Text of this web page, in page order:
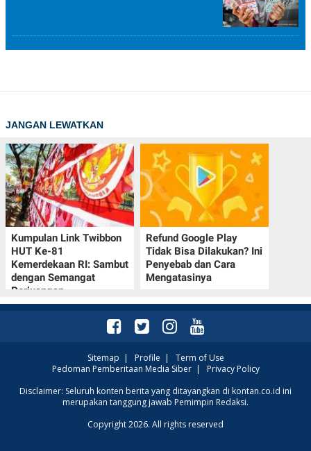
JANGAN LEWATKAN
Kumpulan Link Twibbon
HUT Ke-81
Kemerdekaan RI: Sambut
dengan Semangat
Perjuangan
Refund Google Play
Tidak Bisa Dilakukan? Ini
Penyebab dan Cara
Mengatasinya
Sitemap | Profile | Term of Use
Pedoman Pemberitaan Media Siber| Privacy Policy
Disclaimer: Seluruh konten berita yang ditayangkan di kontan.co.id ini
merupakan tanggung jawab Pemimpin Redaksi.
Copyright 2026. All rights reserved